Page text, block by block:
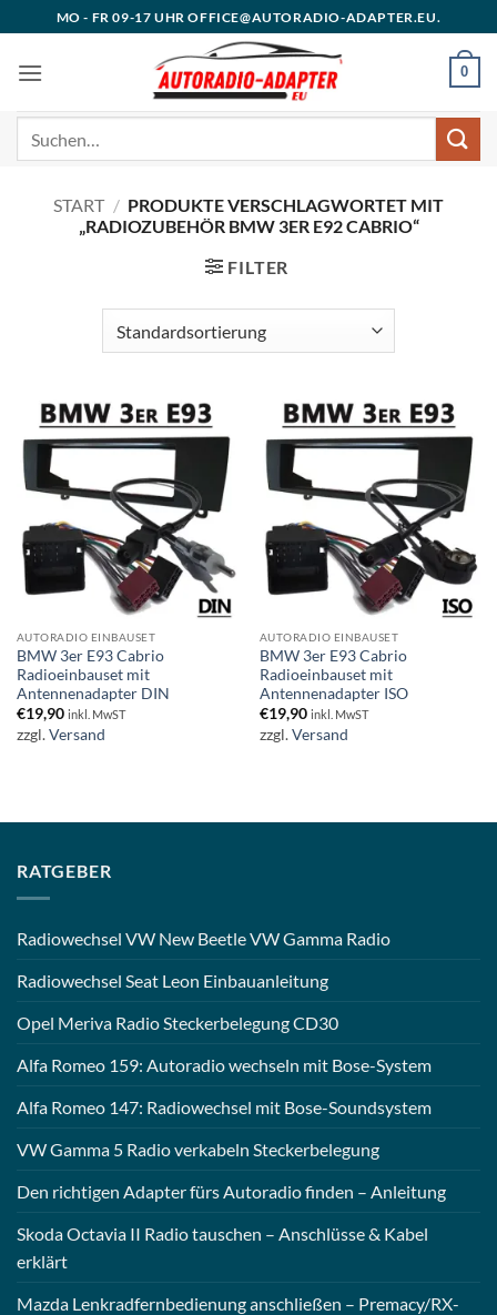
Inhalt
springen
MO - FR 09-17 UHR OFFICE@AUTORADIO-ADAPTER.EU.
0
START / PRODUKTE VERSCHLAGWORTET MIT
„RADIOZUBEHÖR BMW 3ER E92 CABRIO“
FILTER
AUTORADIO EINBAUSET
BMW 3er E93 Cabrio
Radioeinbauset mit
Antennenadapter DIN
€19,90 inkl. MwST
zzgl.Versand
AUTORADIO EINBAUSET
BMW 3er E93 Cabrio
Radioeinbauset mit
Antennenadapter ISO
€19,90 inkl. MwST
zzgl.Versand
RATGEBER
Radiowechsel VW New Beetle VW Gamma Radio
Radiowechsel Seat Leon Einbauanleitung
Opel Meriva Radio Steckerbelegung CD30
Alfa Romeo 159: Autoradio wechseln mit Bose-System
Alfa Romeo 147: Radiowechsel mit Bose-Soundsystem
VW Gamma 5 Radio verkabeln Steckerbelegung
Den richtigen Adapter fürs Autoradio finden – Anleitung
Skoda Octavia II Radio tauschen – Anschlüsse & Kabel
erklärt
Mazda Lenkradfernbedienung anschließen – Premacy/RX-